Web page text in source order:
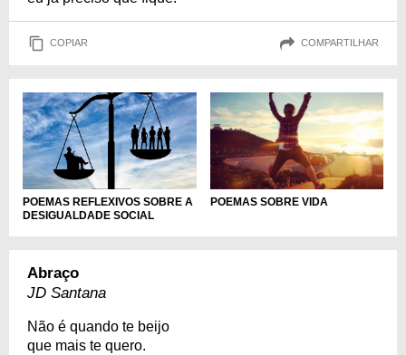
COPIAR COMPARTILHAR
POEMAS REFLEXIVOS SOBRE A
DESIGUALDADE SOCIAL
POEMAS SOBRE VIDA
Abraço
JD Santana
Não é quando te beijo
que mais te quero.